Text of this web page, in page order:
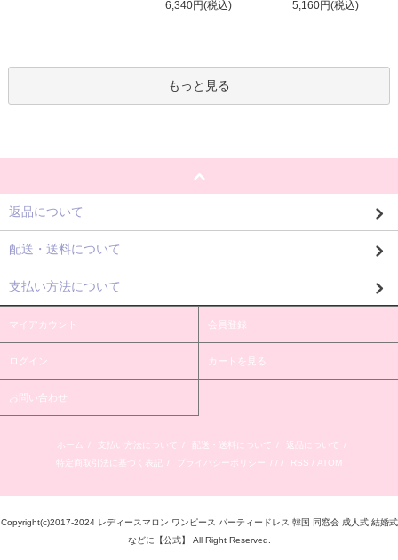
6,340円(税込)
5,160円(税込)
もっと見る
返品について
配送・送料について
支払い方法について
マイアカウント 会員登録
ログイン カートを見る
お問い合わせ
ホーム / 支払い方法について / 配送・送料について / 返品について
/
特定商取引法に基づく表記 / プライバシーポリシー / / / RSS / ATOM
Copyright(c)2017-2024 レディースマロン ワンピース パーティードレス 韓国 同窓会 成人式 結婚式
などに【公式】 All Right Reserved.